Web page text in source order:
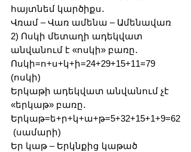
հայտնեմ կարծիքս․
Վռամ – Վառ ամենա – Ամենավառ
2) Ոսկի մետաղի ադեկվատ
անվանում է «ոսկի» բառը․
Ոսկի=ո+ս+կ+ի=24+29+15+11=79
(ոսկի)
Երկաթի ադեկվատ անվանում չէ
«երկաթ» բառը․
Երկաթ=ե+ր+կ+ա+թ=5+32+15+1+9=62
(սամարի)
Եր կաթ – Երկնքից կաթած